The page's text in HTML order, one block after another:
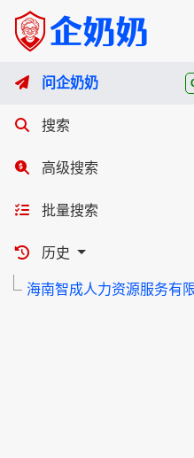
问企奶奶
搜索
高级搜索
批量搜索
历史
海南智成人力资源服务有